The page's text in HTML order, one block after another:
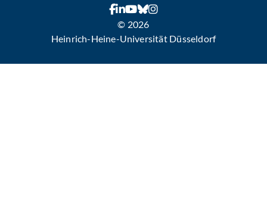
© 2026
Heinrich-Heine-Universität Düsseldorf